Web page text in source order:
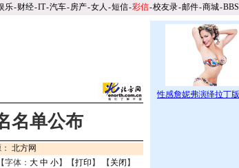
乐-财经-IT-汽车-房产-女人 -短信-彩信-校友录-邮件-商城-BBS
名单公布
北方网
字体： 大 中 小】【打印 】 【 关闭 】